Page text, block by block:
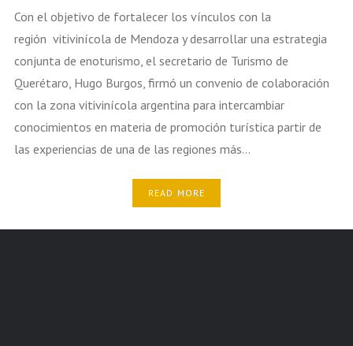
Con el objetivo de fortalecer los vínculos con la
región vitivinícola de Mendoza y desarrollar una estrategia
conjunta de enoturismo, el secretario de Turismo de
Querétaro, Hugo Burgos, firmó un convenio de colaboración
con la zona vitivinícola argentina para intercambiar
conocimientos en materia de promoción turística partir de
las experiencias de una de las regiones más…
READ MORE